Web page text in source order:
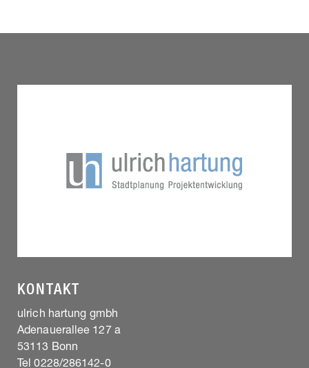
KONTAKT
ulrich hartung gmbh
Adenauerallee 127 a
53113 Bonn
Tel 0228/286142-0